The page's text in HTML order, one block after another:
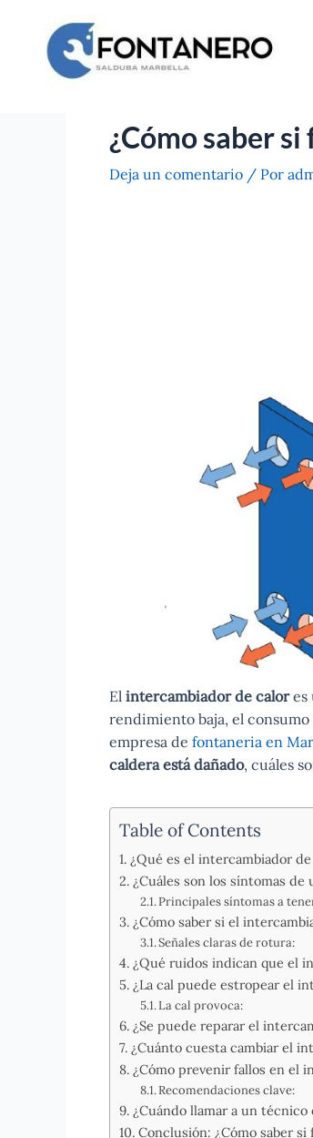
contenido
¿Cómo saber
Deja un comentario / Por
El intercambiador de calores
rendimiento baja, el
empresa de fontaneria en
caldera está dañado, cuáles
Table of Contents
¿Qué es el intercambiador
¿Cuáles son los síntomas
Principales síntomas a
¿Cómo saber si el
Señales claras de rotura:
¿Qué ruidos indican que el
¿La cal puede estropear el
La cal provoca:
¿Se puede reparar el
¿Cuánto cuesta cambiar el
¿Cómo prevenir fallos en el
Recomendaciones clave:
¿Cuándo llamar a un técnico
Conclusión: ¿Cómo saber